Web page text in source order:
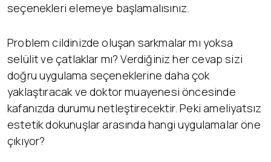
seçenekleri elemeye başlamalısınız.
Problem cildinizde oluşan sarkmalar mı yoksa
selülit ve çatlaklar mı? Verdiğiniz her cevap sizi
doğru uygulama seçeneklerine daha çok
yaklaştıracak ve doktor muayenesi öncesinde
kafanızda durumu netleştirecektir. Peki ameliyatsız
estetik dokunuşlar arasında hangi uygulamalar öne
çıkıyor?